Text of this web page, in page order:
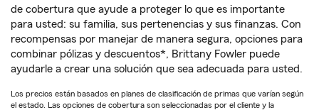
de cobertura que ayude a proteger lo que es importante
para usted: su familia, sus pertenencias y sus finanzas. Con
recompensas por manejar de manera segura, opciones para
combinar pólizas y descuentos*, Brittany Fowler puede
ayudarle a crear una solución que sea adecuada para usted.
Los precios están basados en planes de clasificación de primas que varían según
el estado. Las opciones de cobertura son seleccionadas por el cliente y la